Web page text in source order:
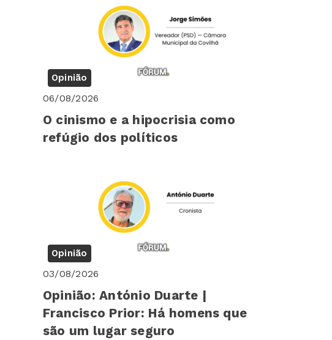
Opinião
06/08/2026
O cinismo e a hipocrisia como
refúgio dos políticos
Opinião
03/08/2026
Opinião: António Duarte |
Francisco Prior: Há homens que
são um lugar seguro